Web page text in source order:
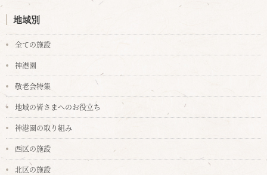
地域別
全ての施設
神港園
敬老会特集
地域の皆さまへのお役立ち
神港園の取り組み
西区の施設
北区の施設